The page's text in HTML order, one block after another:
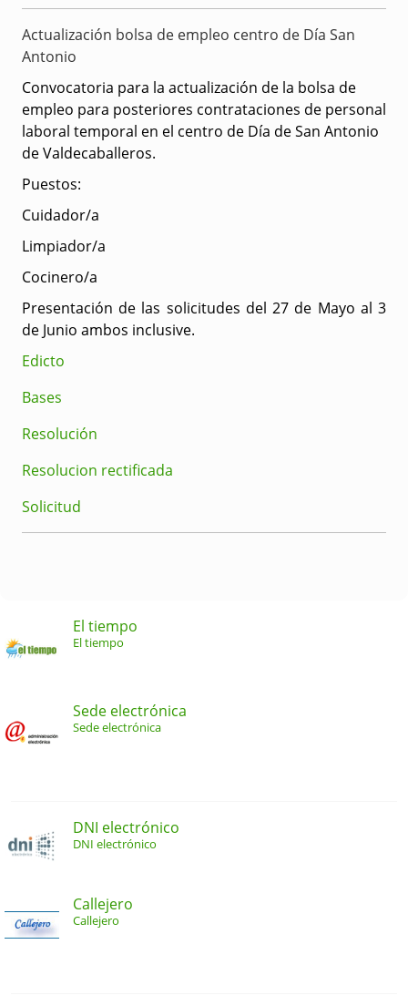
Actualización bolsa de empleo centro de Día San
Antonio
Convocatoria para la actualización de la bolsa de
empleo para posteriores contrataciones de personal
laboral temporal en el centro de Día de San Antonio
de Valdecaballeros.
Puestos:
Cuidador/a
Limpiador/a
Cocinero/a
Presentación de las solicitudes del 27 de Mayo al 3
de Junio ambos inclusive.
Edicto
Bases
Resolución
Resolucion rectificada
Solicitud
El tiempo
El tiempo
Sede electrónica
Sede electrónica
DNI electrónico
DNI electrónico
Callejero
Callejero